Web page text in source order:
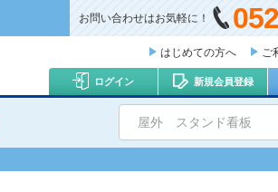
お問い合わせはお気軽に！
はじめての方へ ご
ログイン 新規会員登録
屋外 スタンド看板